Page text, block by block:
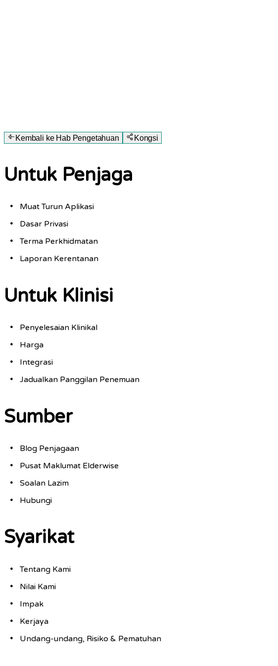
Kembali ke Hab Pengetahuan Kongsi
Untuk Penjaga
Muat Turun Aplikasi
Dasar Privasi
Terma Perkhidmatan
Laporan Kerentanan
Untuk Klinisi
Penyelesaian Klinikal
Harga
Integrasi
Jadualkan Panggilan Penemuan
Sumber
Blog Penjagaan
Pusat Maklumat Elderwise
Soalan Lazim
Hubungi
Syarikat
Tentang Kami
Nilai Kami
Impak
Kerjaya
Undang-undang, Risiko & Pematuhan